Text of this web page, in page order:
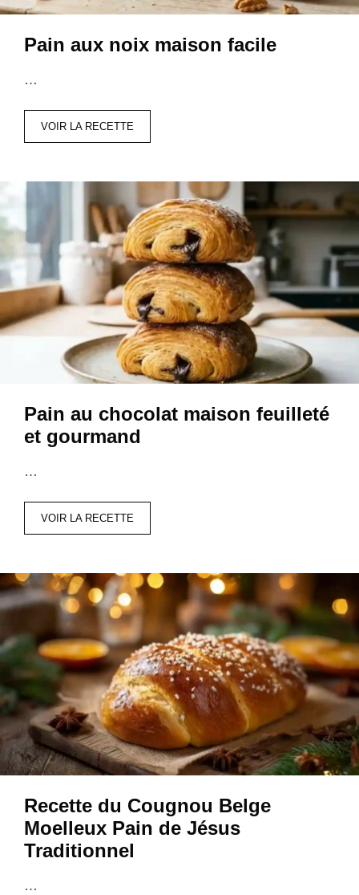
Pain aux noix maison facile
…
VOIR LA RECETTE
Pain au chocolat maison feuilleté
et gourmand
…
VOIR LA RECETTE
Recette du Cougnou Belge
Moelleux Pain de Jésus
Traditionnel
…